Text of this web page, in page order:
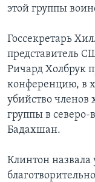
этой группы
Госсекретарь
представитель
Ричард Холбрук
конференцию, в
убийство членов
группы в
Бадахшан.
Клинтон назвала